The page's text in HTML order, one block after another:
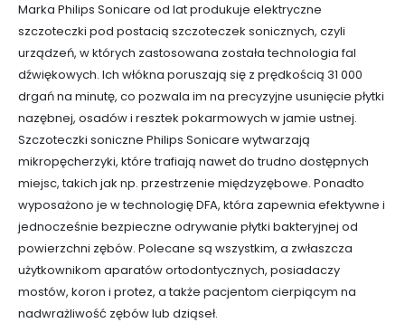
Marka Philips Sonicare od lat produkuje elektryczne
szczoteczki pod postacią szczoteczek sonicznych, czyli
urządzeń, w których zastosowana została technologia fal
dźwiękowych. Ich włókna poruszają się z prędkością 31 000
drgań na minutę, co pozwala im na precyzyjne usunięcie płytki
nazębnej, osadów i resztek pokarmowych w jamie ustnej.
Szczoteczki soniczne Philips Sonicare wytwarzają
mikropęcherzyki, które trafiają nawet do trudno dostępnych
miejsc, takich jak np. przestrzenie międzyzębowe. Ponadto
wyposażono je w technologię DFA, która zapewnia efektywne i
jednocześnie bezpieczne odrywanie płytki bakteryjnej od
powierzchni zębów. Polecane są wszystkim, a zwłaszcza
użytkownikom aparatów ortodontycznych, posiadaczy
mostów, koron i protez, a także pacjentom cierpiącym na
nadwrażliwość zębów lub dziąseł.